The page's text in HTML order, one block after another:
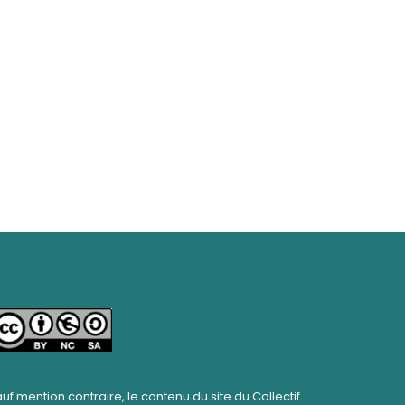
mention contraire, le contenu du site du Collectif